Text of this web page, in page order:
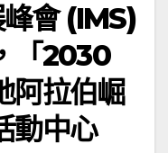
會 (IMS)
「2030
阿拉伯崛
動中心